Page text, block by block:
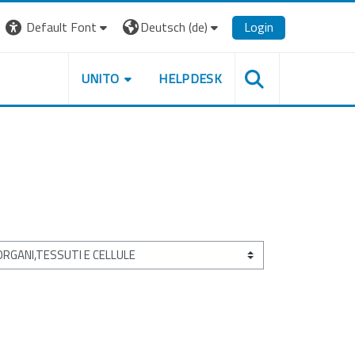
Default Font
Deutsch ‎(de)‎ Login
UNITO HELPDESK